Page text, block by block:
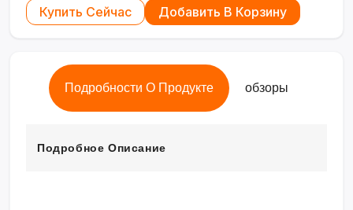
Купить Сейчас Добавить В Корзину
Подробности О Продукте обзоры
Подробное Описание